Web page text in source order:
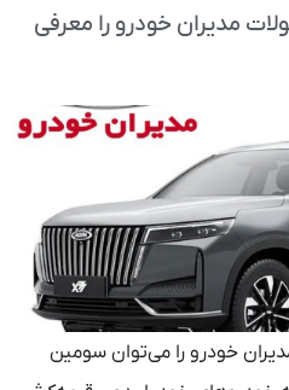
مدیران خودرو را معرفی
خودرو را می‌توان سومین